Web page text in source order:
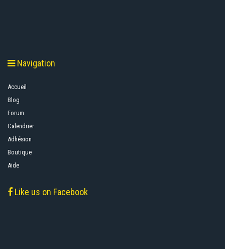
Navigation
Accueil
Blog
Forum
Calendrier
Adhésion
Boutique
Aide
Like us on Facebook